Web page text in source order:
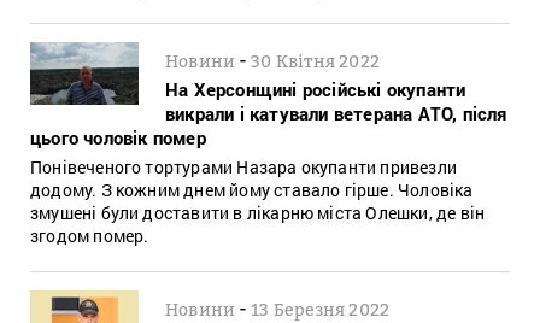
Новини -30 Квітня 2022
На Херсонщині російські окупанти
викрали і катували ветерана АТО, після
цього чоловік помер
Понівеченого тортурами Назара окупанти привезли
додому. З кожним днем йому ставало гірше. Чоловіка
змушені були доставити в лікарню міста Олешки, де він
згодом помер.
Новини -13 Березня 2022